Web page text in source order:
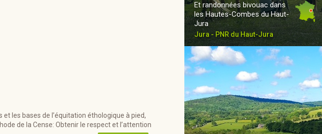
les bases de l’équitation éthologique à pied,
de la Cense: Obtenir le respect et l’attention
Et randonnées bivouac dans
les Hautes-Combes du Haut-
Jura
Jura - PNR du Haut-Jura